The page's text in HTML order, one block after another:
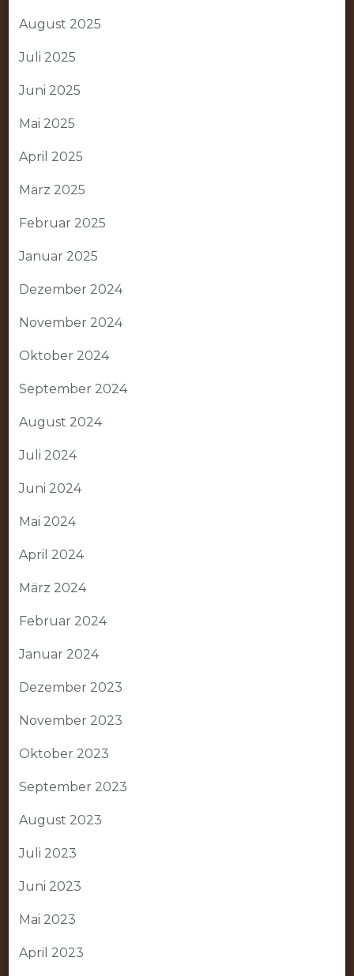
August 2025
Juli 2025
Juni 2025
Mai 2025
April 2025
März 2025
Februar 2025
Januar 2025
Dezember 2024
November 2024
Oktober 2024
September 2024
August 2024
Juli 2024
Juni 2024
Mai 2024
April 2024
März 2024
Februar 2024
Januar 2024
Dezember 2023
November 2023
Oktober 2023
September 2023
August 2023
Juli 2023
Juni 2023
Mai 2023
April 2023